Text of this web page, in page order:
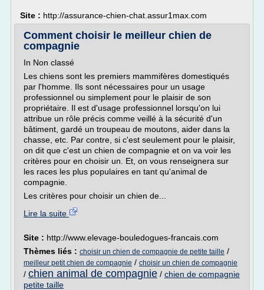
Site : http://assurance-chien-chat.assur1max.com
Comment choisir le meilleur chien de
compagnie
In Non classé
Les chiens sont les premiers mammifères domestiqués
par l'homme. Ils sont nécessaires pour un usage
professionnel ou simplement pour le plaisir de son
propriétaire. Il est d'usage professionnel lorsqu'on lui
attribue un rôle précis comme veillé à la sécurité d'un
bâtiment, gardé un troupeau de moutons, aider dans la
chasse, etc. Par contre, si c'est seulement pour le plaisir,
on dit que c'est un chien de compagnie et on va voir les
critères pour en choisir un. Et, on vous renseignera sur
les races les plus populaires en tant qu'animal de
compagnie.
Les critères pour choisir un chien de...
Lire la suite
Site : http://www.elevage-bouledogues-francais.com
Thèmes liés : choisir un chien de compagnie de petite taille /
meilleur petit chien de compagnie / choisir un chien de compagnie
/ chien animal de compagnie / chien de compagnie
petite taille